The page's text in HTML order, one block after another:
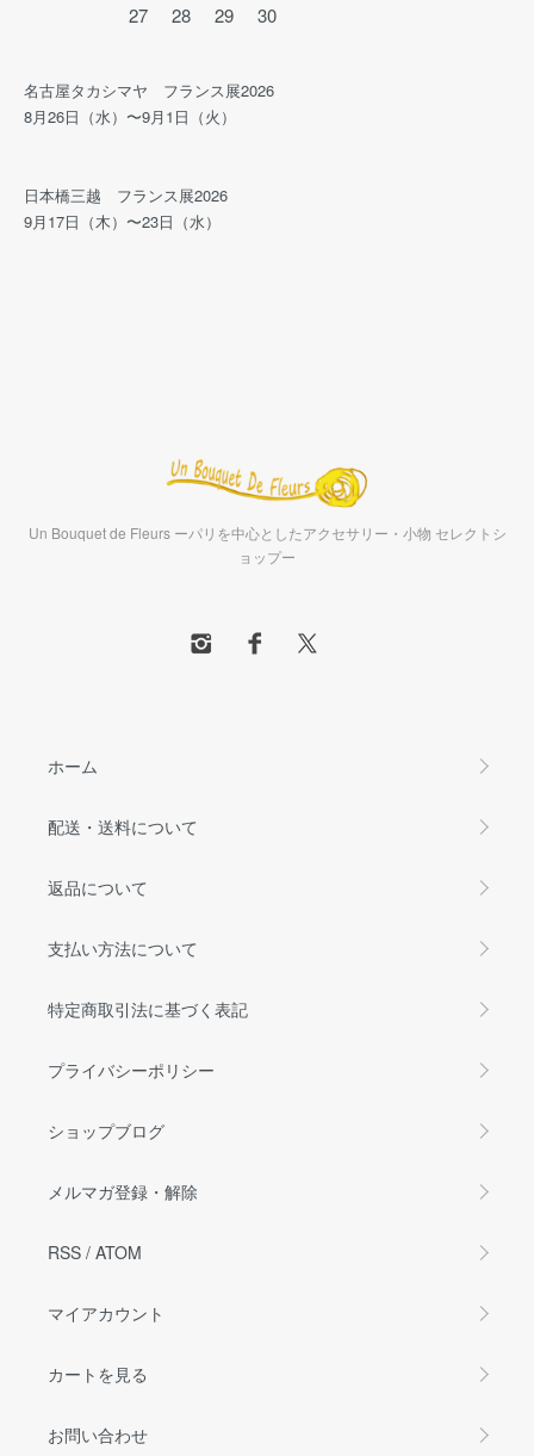
27 28 29 30
名古屋タカシマヤ フランス展2026
8月26日（水）〜9月1日（火）
日本橋三越 フランス展2026
9月17日（木）〜23日（水）
Un Bouquet de Fleurs ーパリを中心としたアクセサリー・小物 セレクトシ
ョップー
ホーム
配送・送料について
返品について
支払い方法について
特定商取引法に基づく表記
プライバシーポリシー
ショップブログ
メルマガ登録・解除
RSS / ATOM
マイアカウント
カートを見る
お問い合わせ